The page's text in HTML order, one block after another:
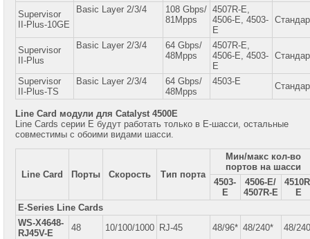
Supervisor
II-Plus-10GE
Basic Layer 2/3/4
108 Gbps/
81Mpps
4507R-E,
4506-E, 4503-
E
Supervisor
II-Plus
Basic Layer 2/3/4
64 Gbps/
48Mpps
4507R-E,
4506-E, 4503-
E
Supervisor
II-Plus-TS
Basic Layer 2/3/4
64 Gbps/
48Mpps
4503-E
Line Card модули для Catalyst 4500E
Line Cards серии E будут работать только в E-шасси, остальные
совместимы с обоими видами шасси.
Line Card Порты Скорость Тип порта
Мин/макс кол-во
портов на шасси
4503-
E
4506-E/
4507R-E
E
E-Series Line Cards
WS-X4648-
RJ45V-E
48 10/100/1000 RJ-45 48/96* 48/240*
48/